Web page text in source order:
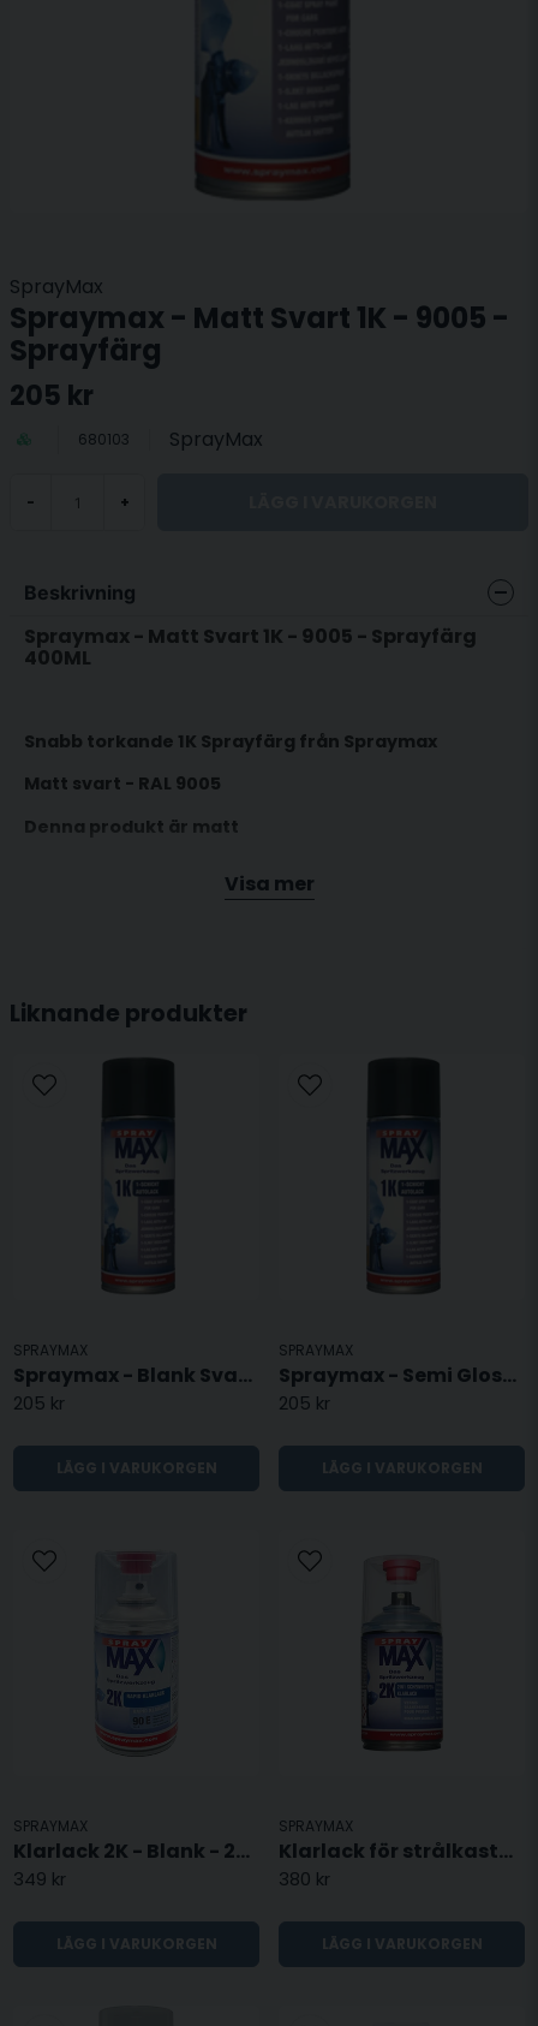
SprayMax
Spraymax - Matt Svart 1K - 9005 -
Sprayfärg
205 kr
680103 SprayMax
- +
Beskrivning
Spraymax - Matt Svart 1K - 9005 - Sprayfärg
400ML
Snabb torkande 1K Sprayfärg från Spraymax
Matt svart - RAL 9005
Denna produkt är matt
Visa mer
Liknande produkter
SPRAYMAX
Spraymax - Blank Svart 1K - 9005 - Sprayfärg
205 kr
LÄGG I VARUKORGEN
SPRAYMAX
Spraymax - Semi Gloss Svart 1K - 9005 - Sprayfärg
205 kr
LÄGG I VARUKORGEN
SPRAYMAX
Klarlack 2K - Blank - 250ML
349 kr
LÄGG I VARUKORGEN
SPRAYMAX
Klarlack för strålkastare - 2K
380 kr
LÄGG I VARUKORGEN